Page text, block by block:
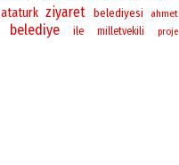
ataturk ziyaret belediyesi ahmet
belediye ile milletvekili proje